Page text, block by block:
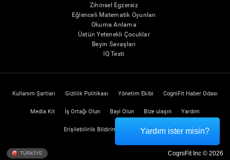
Zihinsel Egzersiz
Eğlenceli Matematik Oyunları
Okuma Anlama
Üstün Yetenekli Çocuklar
Beyin Savaşları
IQ Testi
Kullanım Şartları Gizlilik Politikası Yönetim Ekibi CogniFit Haber Odası
Media Kit İş Ortağı Olun Bayi Olun Bize ulaşın Yardım
Erişilebilirlik Bildirimi Güven Merkezi
TÜRKİYE CogniFit Inc © 2026
Yardım ister misin?